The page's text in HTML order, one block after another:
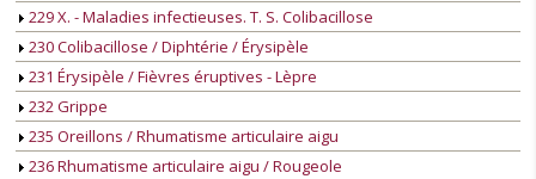
229 X. - Maladies infectieuses. T. S. Colibacillose
230 Colibacillose / Diphtérie / Érysipèle
231 Érysipèle / Fièvres éruptives - Lèpre
232 Grippe
235 Oreillons / Rhumatisme articulaire aigu
236 Rhumatisme articulaire aigu / Rougeole